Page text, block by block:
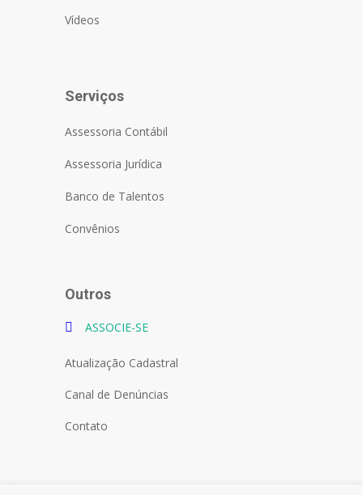
Vídeos
Serviços
Assessoria Contábil
Assessoria Jurídica
Banco de Talentos
Convênios
Outros
ASSOCIE-SE
Atualização Cadastral
Canal de Denúncias
Contato